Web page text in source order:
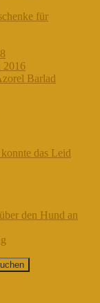
für
2016
Barlad
das Leid
den Hund an